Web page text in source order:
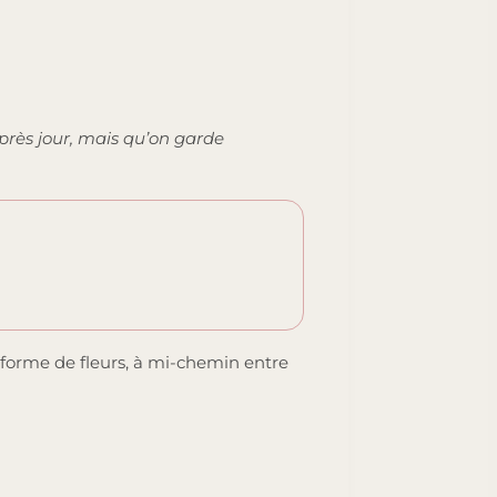
jour, mais qu’on garde
de fleurs, à mi-chemin entre